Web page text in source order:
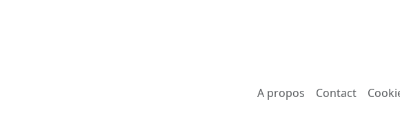
A propos Contact